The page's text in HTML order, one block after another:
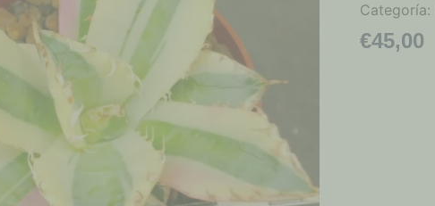
Categoría:
€45,00